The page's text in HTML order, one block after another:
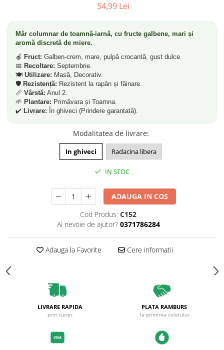
Zmeura
Arbusti cu flori
Bulbi
Bulbi de Crini
Bulbi de Lalele
Bulbi de Narcise
Magnolii
Pachete Promotionale
Plante ornamentale
Plante urcatoare
Trandafiri copac
Trandafiri pomisor plangator
Trandafiri urcatori
Vita de vie
De masa
54,99 Lei
Măr columnar de toamnă-iarnă, cu fructe galbene, mari și
aromă discretă de miere.
🍎 Fruct: Galben-crem, mare, pulpă crocantă, gust dulce.
📅 Recoltare: Septembrie.
🍽️ Utilizare: Masă, Decorativ.
🛡️ Rezistență: Rezistent la rapăn și făinare.
📏 Vârstă: Anul 2.
🌱 Plantare: Primăvara și Toamna.
✔️ Livrare: În ghiveci (Prindere garantată).
Modalitatea de livrare:
In ghiveci Radacina libera
IN STOC
ADAUGA IN COS
Cod Produs: C152
Ai nevoie de ajutor? 0371786284
Adauga la Favorite Cere informatii
LIVRARE RAPIDA
prin curier
PLATA RAMBURS
la primirea coletului